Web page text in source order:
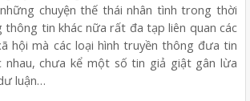
chuyện thế thái nhân tình trong thời
thông tin khác nữa rất đa tạp liên quan các
hội mà các loại hình truyền thông đưa tin
chưa kể một số tin giả giật gân lừa
luận…